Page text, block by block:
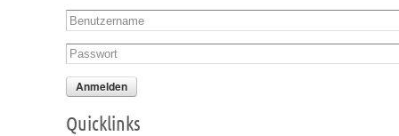
Benutzername
Passwort
Quicklinks